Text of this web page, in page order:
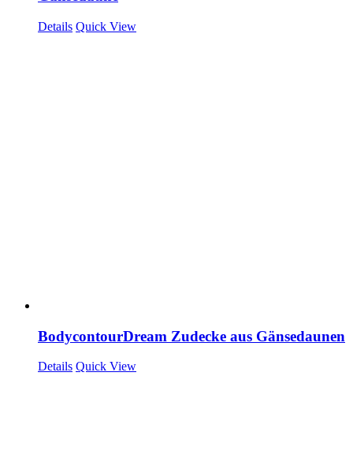
Details Quick View
BodycontourDream Zudecke aus Gänsedaunen
Details Quick View